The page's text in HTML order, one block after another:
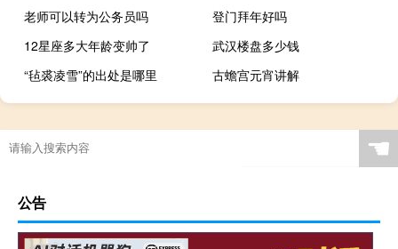
老师可以转为公务员吗
登门拜年好吗
12星座多大年龄变帅了
武汉楼盘多少钱
“毡裘凌雪”的出处是哪里
古蟾宫元宵讲解
“自言谷中万修筠”的出处是哪里
☚
公告